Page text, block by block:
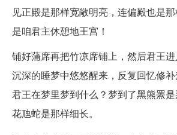
见正殿是那样宽敞明亮，连偏殿也是
是咱君主休憩地王宫！
铺好蒲席再把竹凉席铺上，然后君王
沉深的睡梦中悠悠醒来，反复回忆修
君王在梦里梦到什么？梦到了黑熊罴
花虺蛇是那样细长。